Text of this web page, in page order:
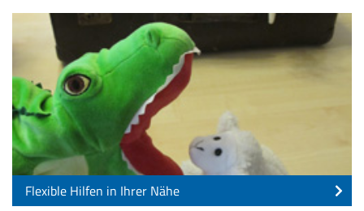
Flexible Hilfen in Ihrer Nähe